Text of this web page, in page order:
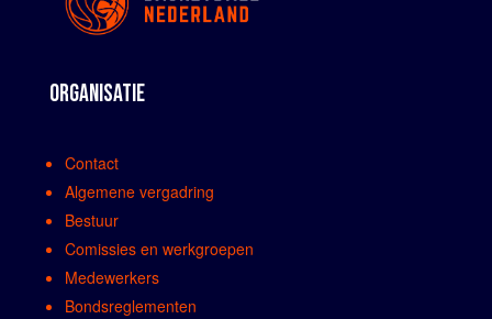
ORGANISATIE
Contact
Algemene vergadring
Bestuur
Comissies en werkgroepen
Medewerkers
Bondsreglementen